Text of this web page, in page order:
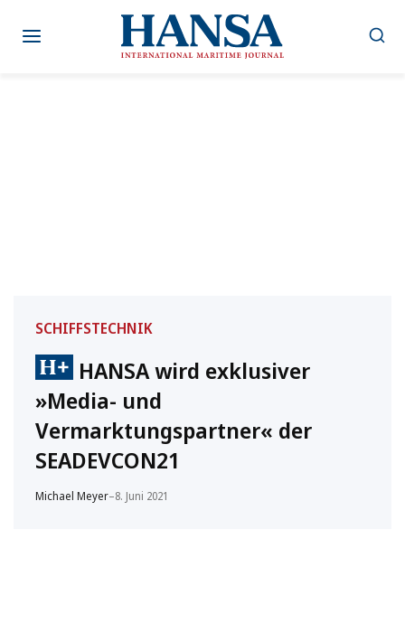
Inhalt
SCHIFFSTECHNIK
HANSA wird exklusiver
»Media- und
Vermarktungspartner« der
SEADEVCON21
Michael Meyer–8. Juni 2021